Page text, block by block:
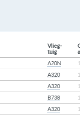
Vlieg-
tuig
A20N
A320
A320
B738
A320